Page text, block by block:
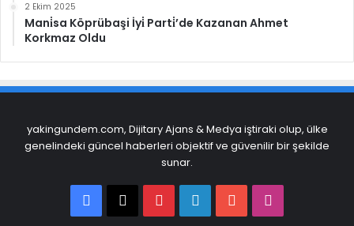
2 Ekim 2025
Mani̇sa Köprübaşi İyi̇ Parti̇’de Kazanan Ahmet
Korkmaz Oldu
yakingundem.com, Dijitary Ajans & Medya iştiraki olup, ülke
genelindeki güncel haberleri objektif ve güvenilir bir şekilde
sunar.
Facebook
X PinterestLinkedInYouTube